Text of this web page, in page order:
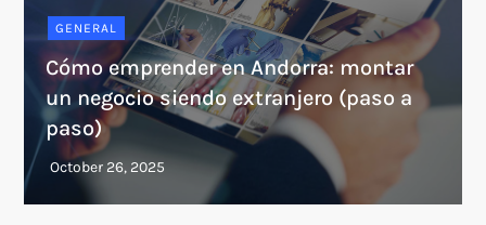
GENERAL
Cómo emprender en Andorra: montar
un negocio siendo extranjero (paso a
paso)